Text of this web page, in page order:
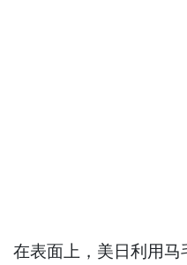
在表面上，美日利用